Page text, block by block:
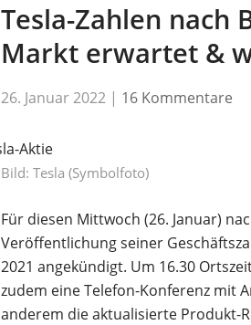
Tesla-Zahlen nach
Markt erwartet &
26. Januar 2022 | 16 Kommentare
Bild: Tesla (Symbolfoto)
Für diesen Mittwoch (26. Januar)
Veröffentlichung seiner
2021 angekündigt. Um 16.30
zudem eine Telefon-Konferenz mit
anderem die aktualisierte Produkt-